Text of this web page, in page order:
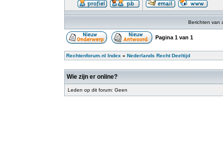
Berichten van
Pagina 1 van 1
Rechtenforum.nl Index » Nederlands Recht Deeltijd
Wie zijn er online?
Leden op dit forum: Geen